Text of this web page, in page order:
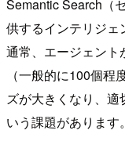
Semantic Search（
供するインテリジェ
通常、エージェント
（一般的に100個
ズが大きくなり、
いう課題があります。